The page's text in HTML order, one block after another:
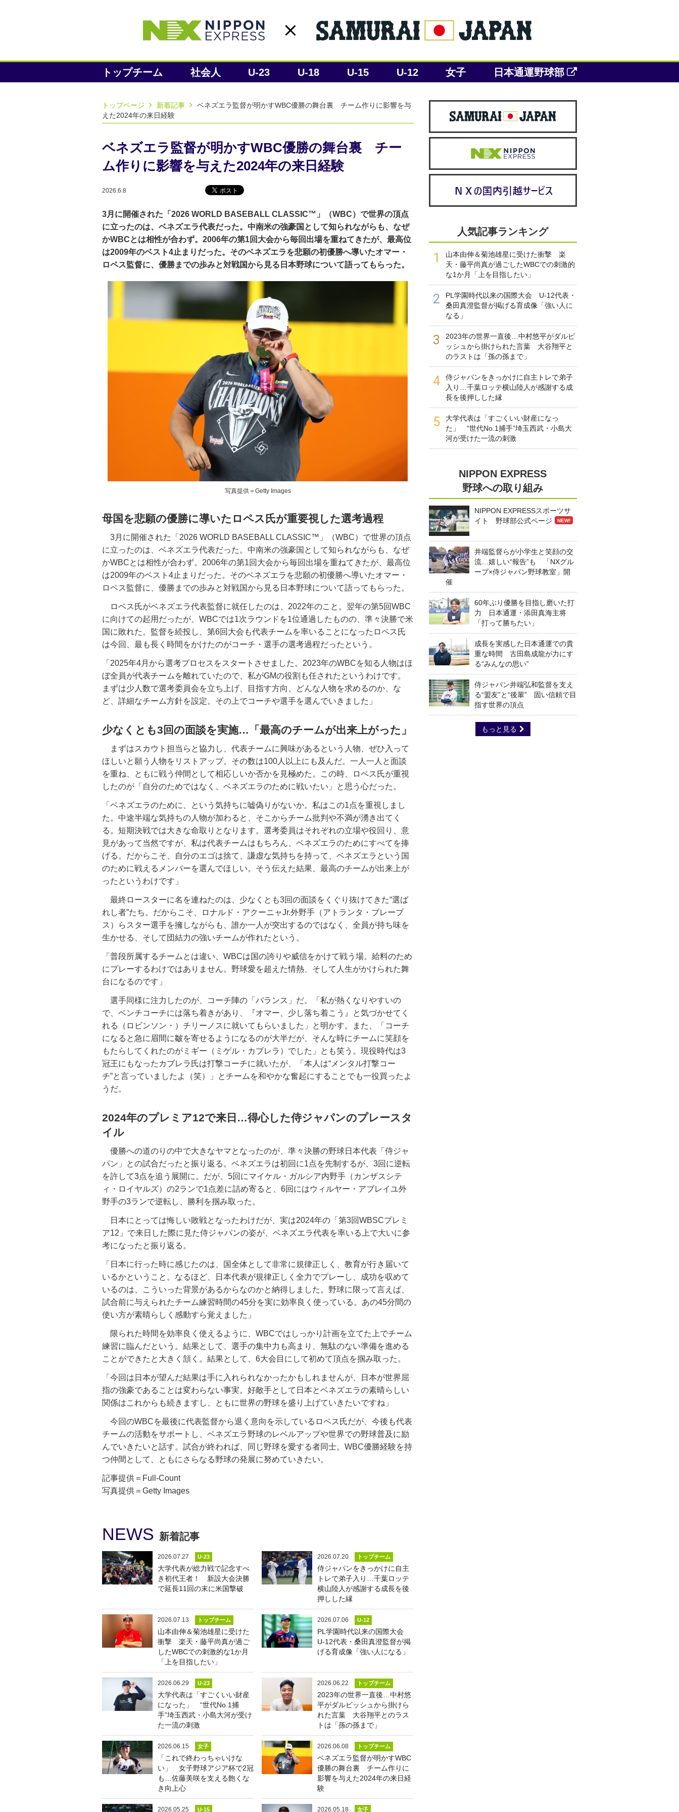
トップチーム 社会人 U-23 U-18 U-15 U-12 女子 日本通運野球部
トップページ 新着記事
ベネズエラ監督が明かすWBC優勝の舞台裏 チーム作りに影響を与
えた2024年の来日経験
ベネズエラ監督が明かすWBC優勝の舞台裏 チー
ム作りに影響を与えた2024年の来日経験
2026.6.8
3月に開催された「2026 WORLD BASEBALL CLASSIC™」（WBC）で世界の頂点
に立ったのは、ベネズエラ代表だった。中南米の強豪国として知られながらも、なぜ
かWBCとは相性が合わず。2006年の第1回大会から毎回出場を重ねてきたが、最高位
は2009年のベスト4止まりだった。そのベネズエラを悲願の初優勝へ導いたオマー・
ロペス監督に、優勝までの歩みと対戦国から見る日本野球について語ってもらった。
写真提供＝Getty Images
母国を悲願の優勝に導いたロペス氏が重要視した選考過程
3月に開催された「2026 WORLD BASEBALL CLASSIC™」（WBC）で世界の頂点
に立ったのは、ベネズエラ代表だった。中南米の強豪国として知られながらも、なぜ
かWBCとは相性が合わず。2006年の第1回大会から毎回出場を重ねてきたが、最高位
は2009年のベスト4止まりだった。そのベネズエラを悲願の初優勝へ導いたオマー・
ロペス監督に、優勝までの歩みと対戦国から見る日本野球について語ってもらった。
ロペス氏がベネズエラ代表監督に就任したのは、2022年のこと。翌年の第5回WBC
に向けての起用だったが、WBCでは1次ラウンドを1位通過したものの、準々決勝で米
国に敗れた。監督を続投し、第6回大会も代表チームを率いることになったロペス氏
は今回、最も長く時間をかけたのがコーチ・選手の選考過程だったという。
「2025年4月から選考プロセスをスタートさせました。2023年のWBCを知る人物はほ
ぼ全員が代表チームを離れていたので、私がGMの役割も任されたというわけです。
まずは少人数で選考委員会を立ち上げ、目指す方向、どんな人物を求めるのか、な
ど、詳細なチーム方針を設定。その上でコーチや選手を選んでいきました」
少なくとも3回の面談を実施…「最高のチームが出来上がった」
まずはスカウト担当らと協力し、代表チームに興味があるという人物、ぜひ入って
ほしいと願う人物をリストアップ。その数は100人以上にも及んだ。一人一人と面談
を重ね、ともに戦う仲間として相応しいか否かを見極めた。この時、ロペス氏が重視
したのが「自分のためではなく、ベネズエラのために戦いたい」と思う心だった。
「ベネズエラのために、という気持ちに嘘偽りがないか。私はこの1点を重視しまし
た。中途半端な気持ちの人物が加わると、そこからチーム批判や不満が湧き出てく
る。短期決戦では大きな命取りとなります。選考委員はそれぞれの立場や役回り、意
見があって当然ですが、私は代表チームはもちろん、ベネズエラのためにすべてを捧
げる。だからこそ、自分のエゴは捨て、謙虚な気持ちを持って、ベネズエラという国
のために戦えるメンバーを選んでほしい。そう伝えた結果、最高のチームが出来上が
ったというわけです」
最終ロースターに名を連ねたのは、少なくとも3回の面談をくぐり抜けてきた“選ば
れし者”たち。だからこそ、ロナルド・アクーニャJr.外野手（アトランタ・ブレーブ
ス）らスター選手を擁しながらも、誰か一人が突出するのではなく、全員が持ち味を
生かせる、そして団結力の強いチームが作れたという。
「普段所属するチームとは違い、WBCは国の誇りや威信をかけて戦う場。給料のため
にプレーするわけではありません。野球愛を超えた情熱、そして人生がかけられた舞
台になるのです」
選手同様に注力したのが、コーチ陣の「バランス」だ。「私が熱くなりやすいの
で、ベンチコーチには落ち着きがあり、『オマー、少し落ち着こう』と気づかせてく
れる（ロビンソン・）チリーノスに就いてもらいました」と明かす。また、「コーチ
になると急に眉間に皺を寄せるようになるのが大半だが、そんな時にチームに笑顔を
もたらしてくれたのがミギー（ミゲル・カブレラ）でした」とも笑う。現役時代は3
冠王にもなったカブレラ氏は打撃コーチに就いたが、「本人は“メンタル打撃コー
チ”と言っていましたよ（笑）」とチームを和やかな奮起にすることでも一役買ったよ
うだ。
2024年のプレミア12で来日…得心した侍ジャパンのプレースタ
イル
優勝への道のりの中で大きなヤマとなったのが、準々決勝の野球日本代表「侍ジャ
パン」との試合だったと振り返る。ベネズエラは初回に1点を先制するが、3回に逆転
を許して3点を追う展開に。だが、5回にマイケル・ガルシア内野手（カンザスシテ
ィ・ロイヤルズ）の2ランで1点差に詰め寄ると、6回にはウィルヤー・アブレイユ外
野手の3ランで逆転し、勝利を掴み取った。
日本にとっては悔しい敗戦となったわけだが、実は2024年の「第3回WBSCプレミ
ア12」で来日した際に見た侍ジャパンの姿が、ベネズエラ代表を率いる上で大いに参
考になったと振り返る。
「日本に行った時に感じたのは、国全体として非常に規律正しく、教育が行き届いて
いるかということ。なるほど、日本代表が規律正しく全力でプレーし、成功を収めて
いるのは、こういった背景があるからなのかと納得しました。野球に限って言えば、
試合前に与えられたチーム練習時間の45分を実に効率良く使っている。あの45分間の
使い方が素晴らしく感動すら覚えました」
限られた時間を効率良く使えるように、WBCではしっかり計画を立てた上でチーム
練習に臨んだという。結果として、選手の集中力も高まり、無駄のない準備を進める
ことができたと大きく頷く。結果として、6大会目にして初めて頂点を掴み取った。
「今回は日本が望んだ結果は手に入れられなかったかもしれませんが、日本が世界屈
指の強豪であることは変わらない事実。好敵手として日本とベネズエラの素晴らしい
関係はこれからも続きますし、ともに世界の野球を盛り上げていきたいですね」
今回のWBCを最後に代表監督から退く意向を示しているロペス氏だが、今後も代表
チームの活動をサポートし、ベネズエラ野球のレベルアップや世界での野球普及に励
んでいきたいと話す。試合が終われば、同じ野球を愛する者同士。WBC優勝経験を持
つ仲間として、ともにさらなる野球の発展に努めていきたい。
記事提供＝Full-Count
写真提供＝Getty Images
NEWS 新着記事
2026.07.27 U-23
大学代表が総力戦で記念すべ
き初代王者！ 新設大会決勝
で延長11回の末に米国撃破
2026.07.20 トップチーム
侍ジャパンをきっかけに自主
トレで弟子入り…千葉ロッテ
横山陸人が感謝する成長を後
押しした縁
2026.07.13 トップチーム
山本由伸＆菊池雄星に受けた
衝撃 楽天・藤平尚真が過ご
したWBCでの刺激的な1か月
「上を目指したい」
2026.07.06 U-12
PL学園時代以来の国際大会
U-12代表・桑田真澄監督が掲
げる育成像「強い人になる」
2026.06.29 U-23
大学代表は「すごくいい財産
になった」 “世代No.1捕
手”埼玉西武・小島大河が受け
た一流の刺激
2026.06.22 トップチーム
2023年の世界一直後…中村悠
平がダルビッシュから掛けら
れた言葉 大谷翔平とのラス
トは「孫の孫まで」
2026.06.15 女子
「これで終わっちゃいけな
い」 女子野球アジア杯で2冠
も…佐藤美咲を支える飽くな
き向上心
2026.06.08 トップチーム
ベネズエラ監督が明かすWBC
優勝の舞台裏 チーム作りに
影響を与えた2024年の来日経
験
2026.05.25 U-15 2026.05.18 女子
人気記事ランキング
1
山本由伸＆菊池雄星に受けた衝撃 楽
天・藤平尚真が過ごしたWBCでの刺激的
な1か月「上を目指したい」
2
PL学園時代以来の国際大会 U-12代表・
桑田真澄監督が掲げる育成像「強い人に
なる」
3
2023年の世界一直後…中村悠平がダルビ
ッシュから掛けられた言葉 大谷翔平と
のラストは「孫の孫まで」
4
侍ジャパンをきっかけに自主トレで弟子
入り…千葉ロッテ横山陸人が感謝する成
長を後押しした縁
5
大学代表は「すごくいい財産になっ
た」 “世代No.1捕手”埼玉西武・小島大
河が受けた一流の刺激
NIPPON EXPRESS
野球への取り組み
NIPPON EXPRESSスポーツサ
イト 野球部公式ページ
NEW!
井端監督らが小学生と笑顔の交
流…嬉しい“報告”も 「NXグル
ープ×侍ジャパン野球教室」開
催
60年ぶり優勝を目指し磨いた打
力 日本通運・添田真海主将
「打って勝ちたい」
成長を実感した日本通運での貴
重な時間 古田島成龍が力にす
る“みんなの思い”
侍ジャパン井端弘和監督を支え
る“盟友”と“後輩” 固い信頼で目
指す世界の頂点
もっと見る